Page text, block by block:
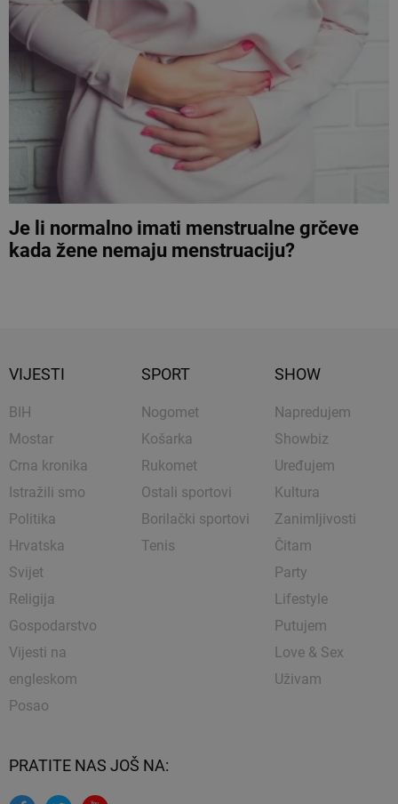
Je li normalno imati menstrualne grčeve
kada žene nemaju menstruaciju?
VIJESTI
BIH
Mostar
Crna kronika
Istražili smo
Politika
Hrvatska
Svijet
Religija
Gospodarstvo
Vijesti na
engleskom
Posao
SPORT
Nogomet
Košarka
Rukomet
Ostali sportovi
Borilački sportovi
Tenis
SHOW
Napredujem
Showbiz
Uređujem
Kultura
Zanimljivosti
Čitam
Party
Lifestyle
Putujem
Love & Sex
Uživam
PRATITE NAS JOŠ NA: